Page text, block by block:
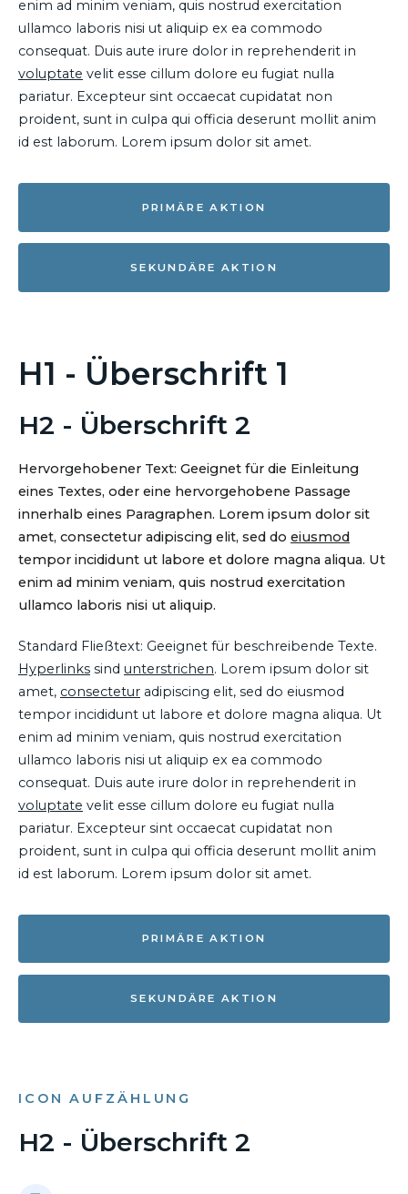
enim ad minim veniam, quis nostrud exercitation
ullamco laboris nisi ut aliquip ex ea commodo
consequat. Duis aute irure dolor in reprehenderit in
voluptate velit esse cillum dolore eu fugiat nulla
pariatur. Excepteur sint occaecat cupidatat non
proident, sunt in culpa qui officia deserunt mollit anim
id est laborum. Lorem ipsum dolor sit amet.
PRIMÄRE AKTION
SEKUNDÄRE AKTION
H1 - Überschrift 1
H2 - Überschrift 2
Hervorgehobener Text: Geeignet für die Einleitung
eines Textes, oder eine hervorgehobene Passage
innerhalb eines Paragraphen. Lorem ipsum dolor sit
amet, consectetur adipiscing elit, sed do eiusmod
tempor incididunt ut labore et dolore magna aliqua. Ut
enim ad minim veniam, quis nostrud exercitation
ullamco laboris nisi ut aliquip.
Standard Fließtext: Geeignet für beschreibende Texte.
Hyperlinks sind unterstrichen. Lorem ipsum dolor sit
amet, consectetur adipiscing elit, sed do eiusmod
tempor incididunt ut labore et dolore magna aliqua. Ut
enim ad minim veniam, quis nostrud exercitation
ullamco laboris nisi ut aliquip ex ea commodo
consequat. Duis aute irure dolor in reprehenderit in
voluptate velit esse cillum dolore eu fugiat nulla
pariatur. Excepteur sint occaecat cupidatat non
proident, sunt in culpa qui officia deserunt mollit anim
id est laborum. Lorem ipsum dolor sit amet.
PRIMÄRE AKTION
SEKUNDÄRE AKTION
ICON AUFZÄHLUNG
H2 - Überschrift 2